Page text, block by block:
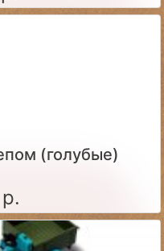
(голубые)